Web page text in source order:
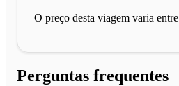
O preço desta viagem varia entre
Perguntas frequentes